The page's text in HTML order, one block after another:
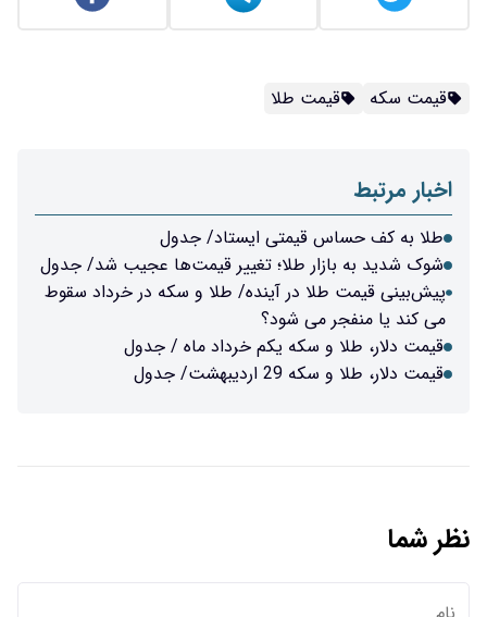
قیمت سکه قیمت طلا
اخبار مرتبط
طلا به کف حساس قیمتی ایستاد/ جدول
شوک شدید به بازار طلا؛ تغییر قیمت‌ها عجیب شد/ جدول
پیش‌بینی قیمت طلا در آینده/ طلا و سکه در خرداد سقوط
می کند یا منفجر می شود؟
قیمت دلار، طلا و سکه یکم خرداد ماه / جدول
قیمت دلار، طلا و سکه 29 اردیبهشت/ جدول
نظر شما